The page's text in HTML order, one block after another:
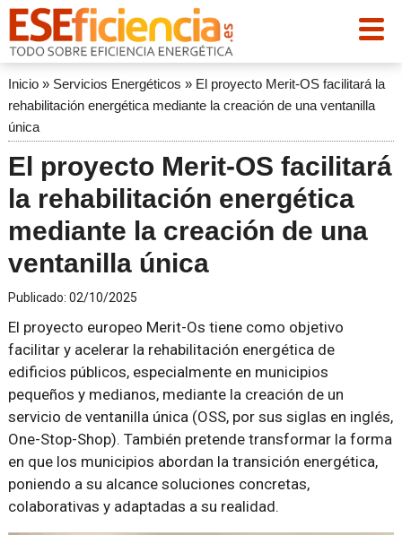
Inicio» Servicios Energéticos » El proyecto Merit-OS facilitará la
rehabilitación energética mediante la creación de una ventanilla
única
El proyecto Merit-OS facilitará
la rehabilitación energética
mediante la creación de una
ventanilla única
Publicado: 02/10/2025
El proyecto europeo Merit-Os tiene como objetivo
facilitar y acelerar la rehabilitación energética de
edificios públicos, especialmente en municipios
pequeños y medianos, mediante la creación de un
servicio de ventanilla única (OSS, por sus siglas en inglés,
One-Stop-Shop). También pretende transformar la forma
en que los municipios abordan la transición energética,
poniendo a su alcance soluciones concretas,
colaborativas y adaptadas a su realidad.